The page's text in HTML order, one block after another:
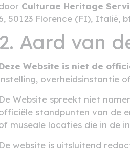
Culturae Heritage
50123 Florence (FI), Italië,
2. Aard van
Website is niet de
overheidsinstantie
De Website spreekt niet
standpunten van de
museale locaties die in de
De website is uitsluitend